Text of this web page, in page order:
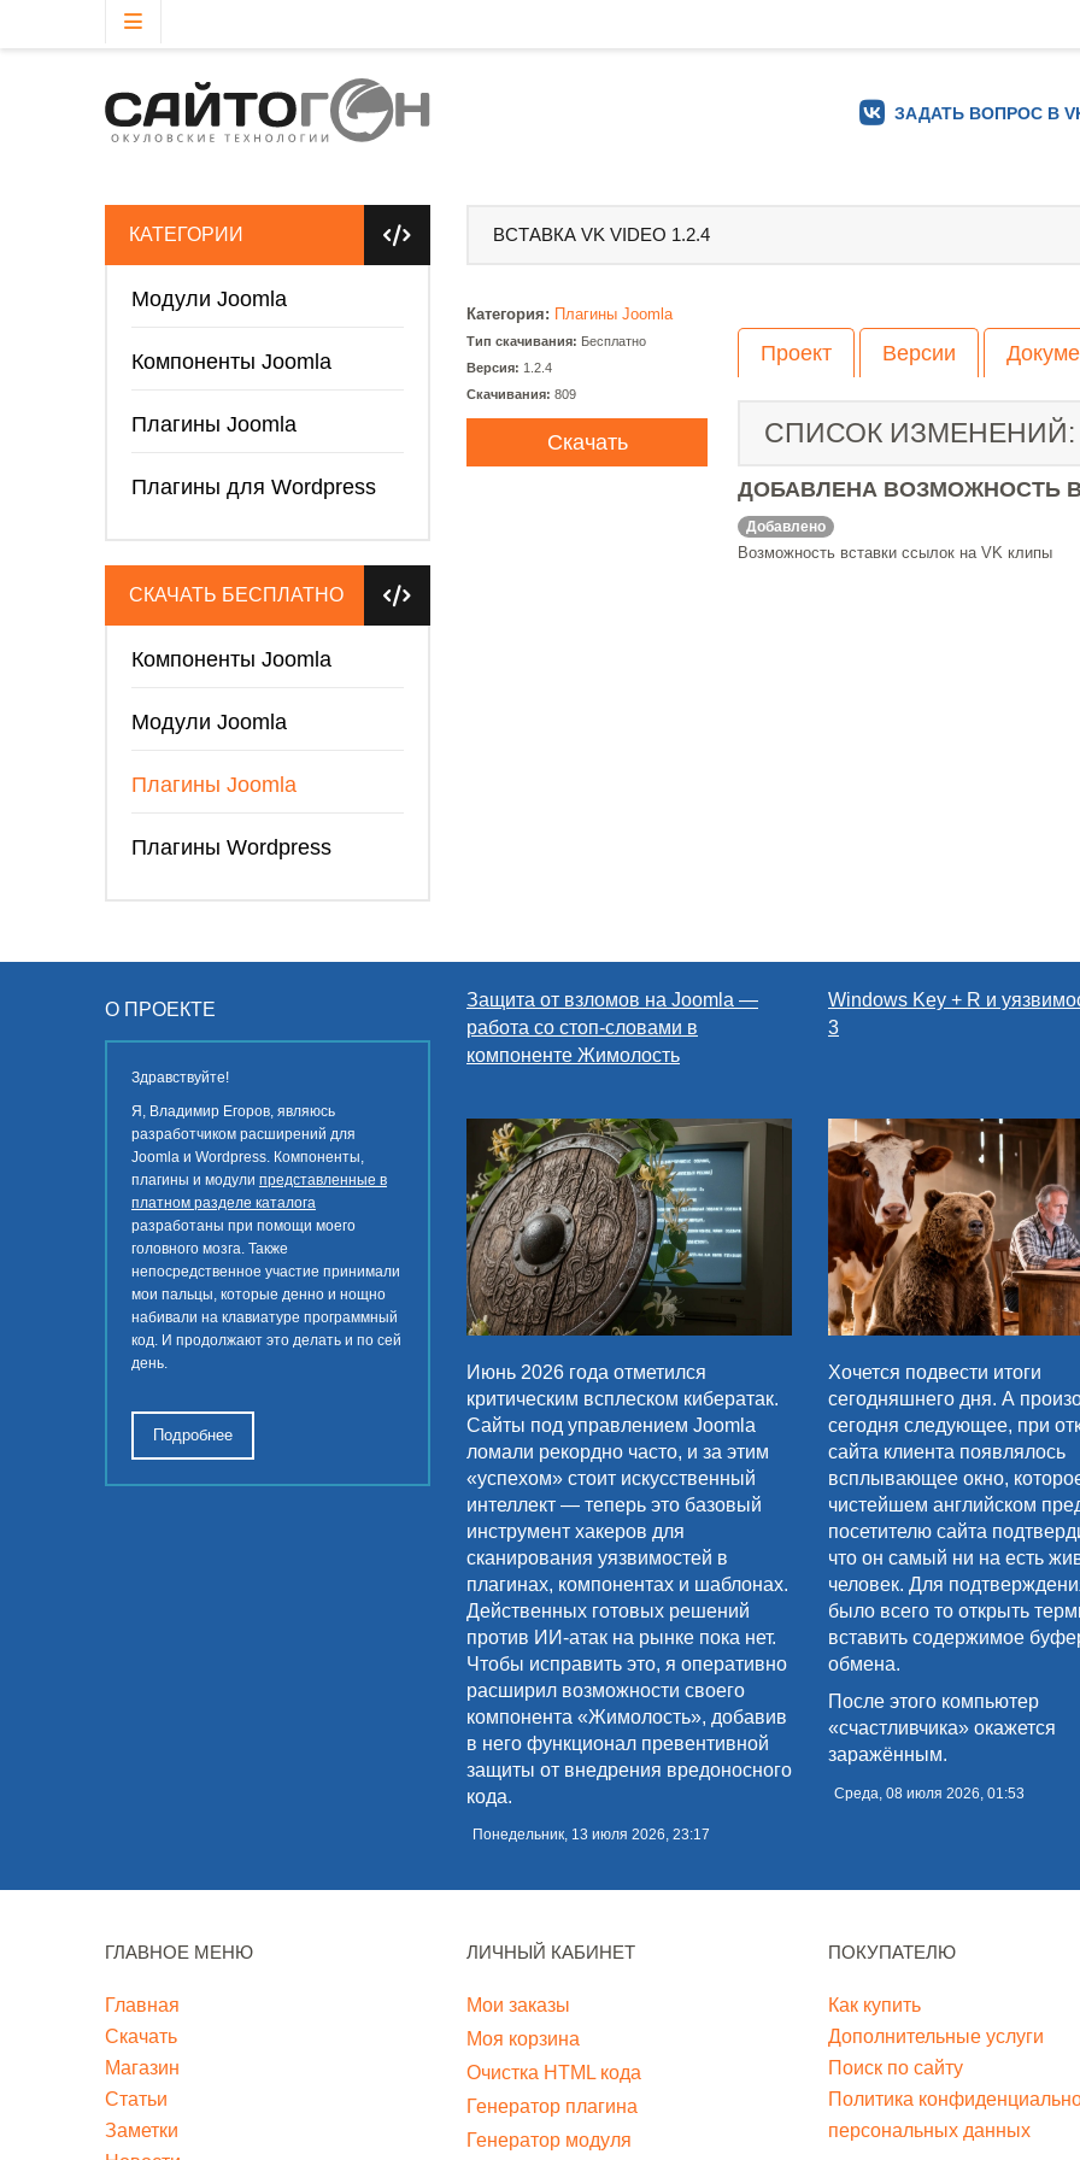
ЗАДАТЬ ВОПРОС В
КАТЕГОРИИ
Модули Joomla
Компоненты Joomla
Плагины Joomla
Плагины для Wordpress
СКАЧАТЬ БЕСПЛАТНО
Компоненты Joomla
Модули Joomla
Плагины Joomla
Плагины Wordpress
ВСТАВКА VK VIDEO 1.2.4
Категория: Плагины Joomla
Тип скачивания: Бесплатно
Версия: 1.2.4
Скачивания: 809
Скачать
Проект Версии
СПИСОК ИЗМЕНЕНИЙ:
ДОБАВЛЕНА ВОЗМОЖНОСТЬ
Добавлено
Возможность вставки ссылок на VK клипы
О ПРОЕКТЕ
Здравствуйте!
Я, Владимир Егоров, являюсь
разработчиком расширений для
Joomla и Wordpress. Компоненты,
плагины и модули представленные в
платном разделе каталога
разработаны при помощи моего
головного мозга. Также
непосредственное участие принимали
мои пальцы, которые денно и нощно
набивали на клавиатуре программный
код. И продолжают это делать и по сей
день.
Подробнее
Защита от взломов на Joomla —
работа со стоп-словами в
компоненте Жимолость
Июнь 2026 года отметился
критическим всплеском кибератак.
Сайты под управлением Joomla
ломали рекордно часто, и за этим
«успехом» стоит искусственный
интеллект — теперь это базовый
инструмент хакеров для
сканирования уязвимостей в
плагинах, компонентах и шаблонах.
Действенных готовых решений
против ИИ-атак на рынке пока нет.
Чтобы исправить это, я оперативно
расширил возможности своего
компонента «Жимолость», добавив
в него функционал превентивной
защиты от внедрения вредоносного
кода.
Понедельник, 13 июля 2026, 23:17
Windows Key + R и
3
Хочется подвести итоги
сегодняшнего дня. А
сегодня следующее, при
сайта клиента появлялось
всплывающее окно,
чистейшем английском
посетителю сайта
что он самый ни на есть
человек. Для
было всего то открыть
вставить содержимое
обмена.
После этого компьютер
«счастливчика» окажется
заражённым.
Среда, 08 июля 2026, 01:53
ГЛАВНОЕ МЕНЮ
Главная
Скачать
Магазин
Статьи
Заметки
ЛИЧНЫЙ КАБИНЕТ
Мои заказы
Моя корзина
Очистка HTML кода
Генератор плагина
Генератор модуля
ПОКУПАТЕЛЮ
Как купить
Дополнительные услуги
Поиск по сайту
Политика
персональных данных